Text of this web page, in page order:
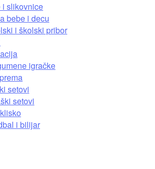
i slikovnice
bebe i decu
i školski pribor
igračke
setovi
setovi
i bilijar